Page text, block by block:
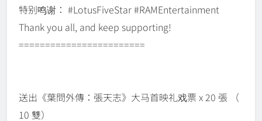
特别鸣谢： #LotusFiveStar #RAMEntertainment
Thank you all, and keep supporting!
========================
送出《葉問外傳：張天志》大马首映礼戏票 x 20 張 （
10 雙）